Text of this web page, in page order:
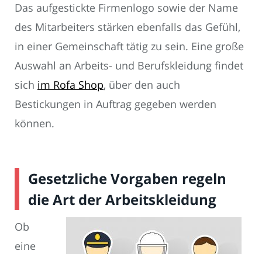
Das aufgestickte Firmenlogo sowie der Name
des Mitarbeiters stärken ebenfalls das Gefühl,
in einer Gemeinschaft tätig zu sein. Eine große
Auswahl an Arbeits- und Berufskleidung findet
sich im Rofa Shop, über den auch
Bestickungen in Auftrag gegeben werden
können.
Gesetzliche Vorgaben regeln
die Art der Arbeitskleidung
Ob
eine